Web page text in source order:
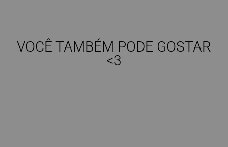
VOCÊ TAMBÉM PODE GOSTAR
<3